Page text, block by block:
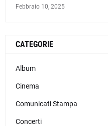
Febbraio 10, 2025
CATEGORIE
Album
Cinema
Comunicati Stampa
Concerti